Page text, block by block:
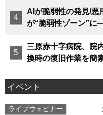
AIが脆弱性の発見/悪
が“脆弱性ゾーン”に
三原赤十字病院、院
換時の復旧作業を簡
イベント
ライブウェビナー